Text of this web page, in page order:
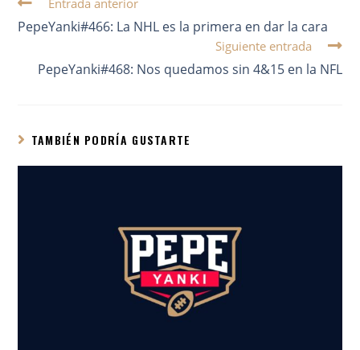
PepeYanki#466: La NHL es la primera en dar la cara
Siguiente entrada
PepeYanki#468: Nos quedamos sin 4&15 en la NFL
TAMBIÉN PODRÍA GUSTARTE